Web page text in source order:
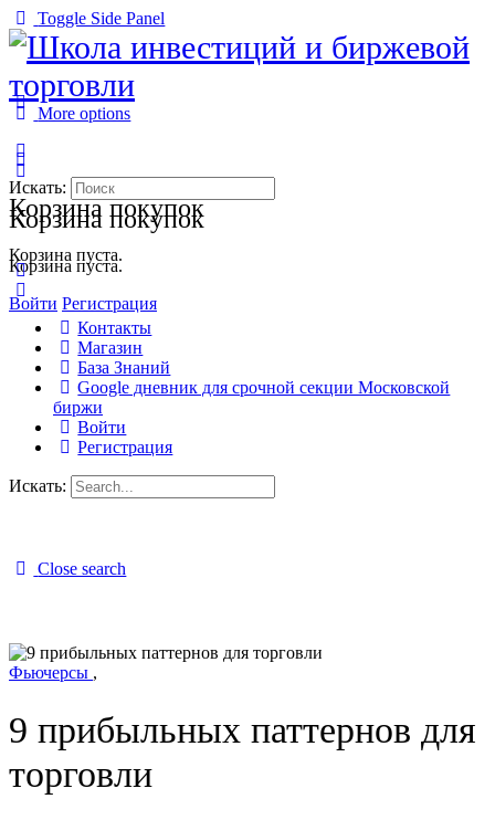
Toggle Side Panel
More options
Корзина покупок
Корзина пуста.
Войти Регистрация
Корзина покупок
Корзина пуста.
Искать:
Контакты
Магазин
База Знаний
Google дневник для срочной секции Московской
биржи
Войти
Регистрация
Искать:
Close search
Фьючерсы ,
9 прибыльных паттернов для
торговли